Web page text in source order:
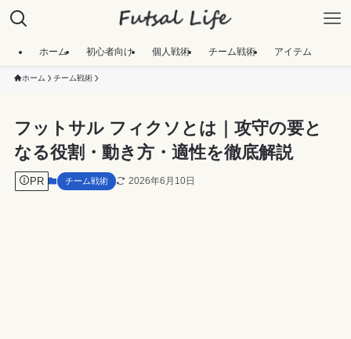
ホーム 初心者向け 個人戦術 チーム戦術 アイテム
ホーム チーム戦術
フットサル フィクソとは｜攻守の要と
なる役割・動き方・適性を徹底解説
PR チーム戦術 2026年6月10日